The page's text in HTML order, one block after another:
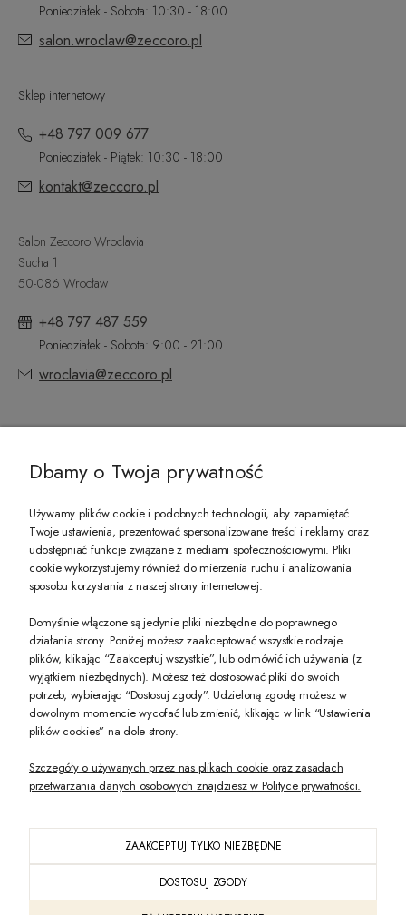
Poniedziałek - Sobota: 10:30 - 18:00
salon.wroclaw@zeccoro.pl
Sklep internetowy
+48 797 009 677
Poniedziałek - Piątek: 10:30 - 18:00
kontakt@zeccoro.pl
Salon Zeccoro Wroclavia
Sucha 1
50-086 Wrocław
+48 797 487 559
Poniedziałek - Sobota: 9:00 - 21:00
wroclavia@zeccoro.pl
PREZENT DLA CIEBIE!
-10% na pierwsze zakupy na zeccoro.pl Gdy zapiszesz się do naszego
Twoje dane będą przetwarzane zgodnie z nasząpolityką prywatności
POKAŻ PEŁNĄ WERSJĘ STRONY
Dbamy o Twoja prywatność
Używamy plików cookie i podobnych technologii, aby zapamiętać
Twoje ustawienia, prezentować spersonalizowane treści i reklamy oraz
udostępniać funkcje związane z mediami społecznościowymi. Pliki
cookie wykorzystujemy również do mierzenia ruchu i analizowania
sposobu korzystania z naszej strony internetowej.
Domyślnie włączone są jedynie pliki niezbędne do poprawnego
działania strony. Poniżej możesz zaakceptować wszystkie rodzaje
plików, klikając “Zaakceptuj wszystkie”, lub odmówić ich używania (z
wyjątkiem niezbędnych). Możesz też dostosować pliki do swoich
potrzeb, wybierając “Dostosuj zgody”. Udzieloną zgodę możesz w
dowolnym momencie wycofać lub zmienić, klikając w link “Ustawienia
plików cookies” na dole strony.
Szczegóły o używanych przez nas plikach cookie oraz zasadach
przetwarzania danych osobowych znajdziesz w Polityce prywatności.
ZAAKCEPTUJ TYLKO NIEZBĘDNE
DOSTOSUJ ZGODY